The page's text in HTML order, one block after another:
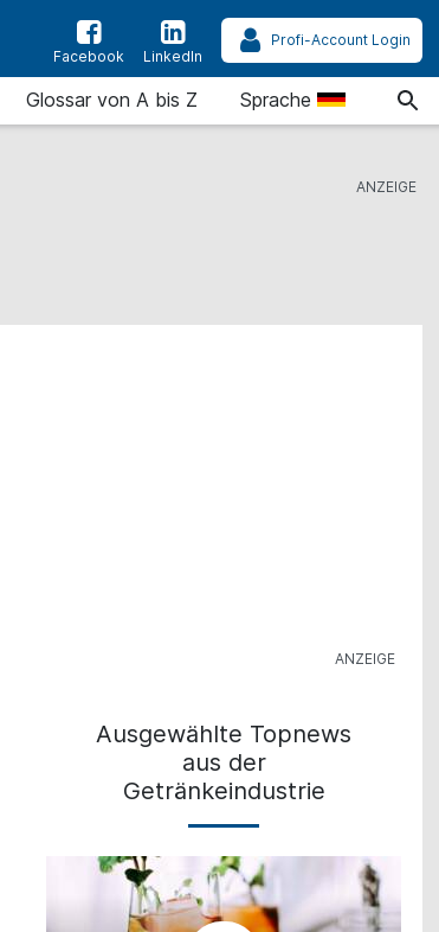
Facebook LinkedIn
Profi-Account Login
Glossar von A bis Z Sprache
Ausgewählte Topnews
aus der
Getränkeindustrie